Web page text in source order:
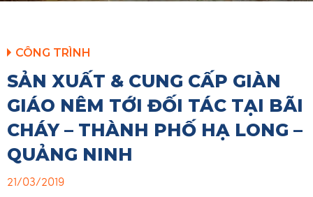
CÔNG TRÌNH
SẢN XUẤT & CUNG CẤP GIÀN
GIÁO NÊM TỚI ĐỐI TÁC TẠI BÃI
CHÁY – THÀNH PHỐ HẠ LONG –
QUẢNG NINH
21/03/2019